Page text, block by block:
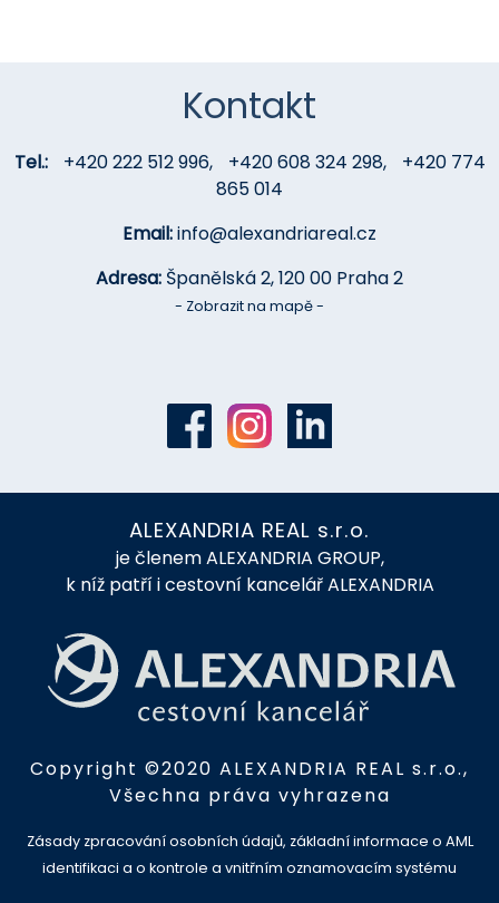
Kontakt
Tel.: +420 222 512 996, +420 608 324 298,
+420 774
865 014
Email:info@alexandriareal.cz
Adresa: Španělská 2, 120 00 Praha 2
- Zobrazit na mapě -
ALEXANDRIA REAL s.r.o.
je členem ALEXANDRIA GROUP,
k níž patří i cestovní kancelář ALEXANDRIA
Copyright ©2020 ALEXANDRIA REAL s.r.o.,
Všechna práva vyhrazena
Zásady zpracování osobních údajů, základní informace o AML
identifikaci a o kontrole a vnitřním oznamovacím systému